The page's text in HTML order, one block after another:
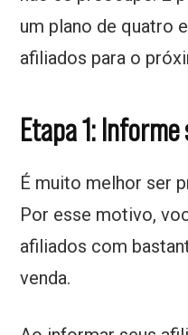
um plano de quatro
afiliados para o
Etapa 1:
É muito melhor ser
Por esse motivo,
afiliados com
venda.